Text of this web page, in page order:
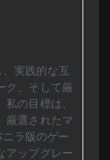
実践的な互
ク、そして厳
の目標は、
厳選されたマ
ラ版のゲー
アップグレー